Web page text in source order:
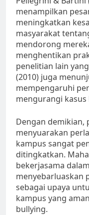
menampilkan
meningkatkan
masyarakat
mendorong
menghentikan
penelitian lain
(2010) juga
mempengaruhi
mengurangi
Dengan demikian,
menyuarakan
kampus sangat
ditingkatkan.
bekerjasama
menyebarluaskan
sebagai upaya
kampus yang
bullying.